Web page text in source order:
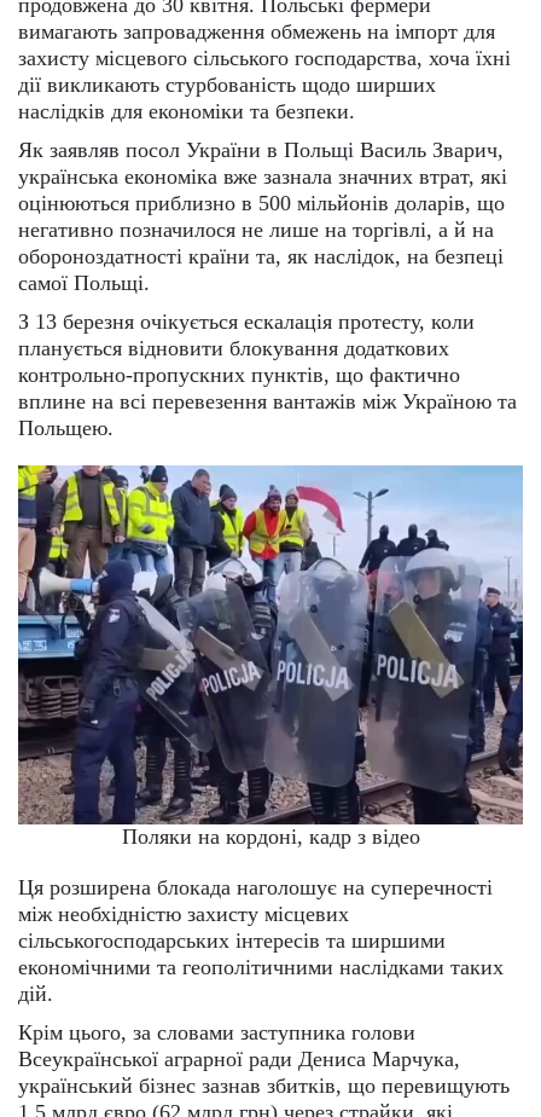
вимагають запровадження обмежень на імпорт для
захисту місцевого сільського господарства, хоча їхні
дії викликають стурбованість щодо ширших
наслідків для економіки та безпеки.
Як заявляв посол України в Польщі Василь Зварич,
українська економіка вже зазнала значних втрат, які
оцінюються приблизно в 500 мільйонів доларів, що
негативно позначилося не лише на торгівлі, а й на
обороноздатності країни та, як наслідок, на безпеці
самої Польщі.
З 13 березня очікується ескалація протесту, коли
планується відновити блокування додаткових
контрольно-пропускних пунктів, що фактично
вплине на всі перевезення вантажів між Україною та
Польщею.
Поляки на кордоні, кадр з відео
Ця розширена блокада наголошує на суперечності
між необхідністю захисту місцевих
сільськогосподарських інтересів та ширшими
економічними та геополітичними наслідками таких
дій.
Крім цього, за словами заступника голови
Всеукраїнської аграрної ради Дениса Марчука,
український бізнес зазнав збитків, що перевищують
1,5 млрд євро (62 млрд грн) через страйки, які